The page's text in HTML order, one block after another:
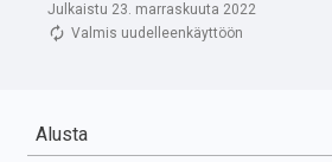
Julkaistu 23. marraskuuta 2022
Valmis uudelleenkäyttöön
Alusta